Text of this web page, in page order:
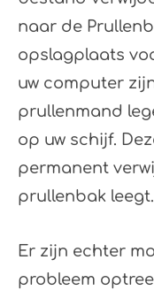
naar de
opslagplaats
uw computer
prullenmand
op uw schijf.
permanent
prullenbak leegt.
Er zijn echter
probleem